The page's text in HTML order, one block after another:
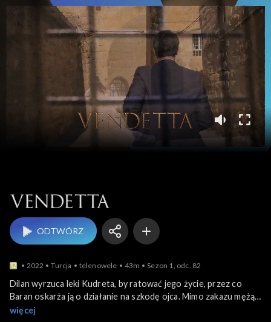
Vendetta
ODTWÓRZ
2022 Turcja telenowele 43m Sezon 1, odc. 82
Dilan wyrzuca leki Kudreta, by ratować jego życie, przez co
Baran oskarża ją o działanie na szkodę ojca. Mimo zakazu mężą,
dziewczyna decyduje się działać na własną rękę i sprowadzić
więcej